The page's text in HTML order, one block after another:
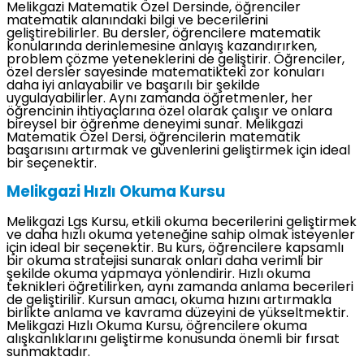
Melikgazi Matematik Özel Dersinde, öğrenciler
matematik alanındaki bilgi ve becerilerini
geliştirebilirler. Bu dersler, öğrencilere matematik
konularında derinlemesine anlayış kazandırırken,
problem çözme yeteneklerini de geliştirir. Öğrenciler,
özel dersler sayesinde matematikteki zor konuları
daha iyi anlayabilir ve başarılı bir şekilde
uygulayabilirler. Aynı zamanda öğretmenler, her
öğrencinin ihtiyaçlarına özel olarak çalışır ve onlara
bireysel bir öğrenme deneyimi sunar. Melikgazi
Matematik Özel Dersi, öğrencilerin matematik
başarısını artırmak ve güvenlerini geliştirmek için ideal
bir seçenektir.
Melikgazi Hızlı Okuma Kursu
Melikgazi Lgs Kursu, etkili okuma becerilerini geliştirmek
ve daha hızlı okuma yeteneğine sahip olmak isteyenler
için ideal bir seçenektir. Bu kurs, öğrencilere kapsamlı
bir okuma stratejisi sunarak onları daha verimli bir
şekilde okuma yapmaya yönlendirir. Hızlı okuma
teknikleri öğretilirken, aynı zamanda anlama becerileri
de geliştirilir. Kursun amacı, okuma hızını artırmakla
birlikte anlama ve kavrama düzeyini de yükseltmektir.
Melikgazi Hızlı Okuma Kursu, öğrencilere okuma
alışkanlıklarını geliştirme konusunda önemli bir fırsat
sunmaktadır.